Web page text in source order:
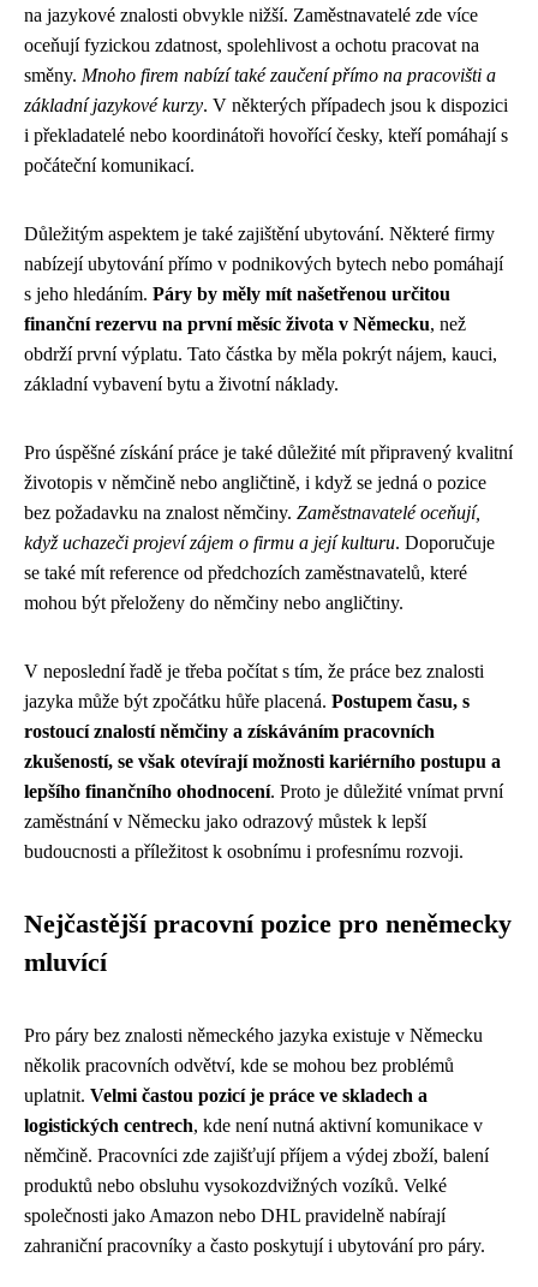
na jazykové znalosti obvykle nižší. Zaměstnavatelé zde více
oceňují fyzickou zdatnost, spolehlivost a ochotu pracovat na
směny. Mnoho firem nabízí také zaučení přímo na pracovišti a
základní jazykové kurzy. V některých případech jsou k dispozici
i překladatelé nebo koordinátoři hovořící česky, kteří pomáhají s
počáteční komunikací.
Důležitým aspektem je také zajištění ubytování. Některé firmy
nabízejí ubytování přímo v podnikových bytech nebo pomáhají
s jeho hledáním. Páry by měly mít našetřenou určitou
finanční rezervu na první měsíc života v Německu, než
obdrží první výplatu. Tato částka by měla pokrýt nájem, kauci,
základní vybavení bytu a životní náklady.
Pro úspěšné získání práce je také důležité mít připravený kvalitní
životopis v němčině nebo angličtině, i když se jedná o pozice
bez požadavku na znalost němčiny. Zaměstnavatelé oceňují,
když uchazeči projeví zájem o firmu a její kulturu. Doporučuje
se také mít reference od předchozích zaměstnavatelů, které
mohou být přeloženy do němčiny nebo angličtiny.
V neposlední řadě je třeba počítat s tím, že práce bez znalosti
jazyka může být zpočátku hůře placená. Postupem času, s
rostoucí znalostí němčiny a získáváním pracovních
zkušeností, se však otevírají možnosti kariérního postupu a
lepšího finančního ohodnocení. Proto je důležité vnímat první
zaměstnání v Německu jako odrazový můstek k lepší
budoucnosti a příležitost k osobnímu i profesnímu rozvoji.
Nejčastější pracovní pozice pro neněmecky
mluvící
Pro páry bez znalosti německého jazyka existuje v Německu
několik pracovních odvětví, kde se mohou bez problémů
uplatnit. Velmi častou pozicí je práce ve skladech a
logistických centrech, kde není nutná aktivní komunikace v
němčině. Pracovníci zde zajišťují příjem a výdej zboží, balení
produktů nebo obsluhu vysokozdvižných vozíků. Velké
společnosti jako Amazon nebo DHL pravidelně nabírají
zahraniční pracovníky a často poskytují i ubytování pro páry.